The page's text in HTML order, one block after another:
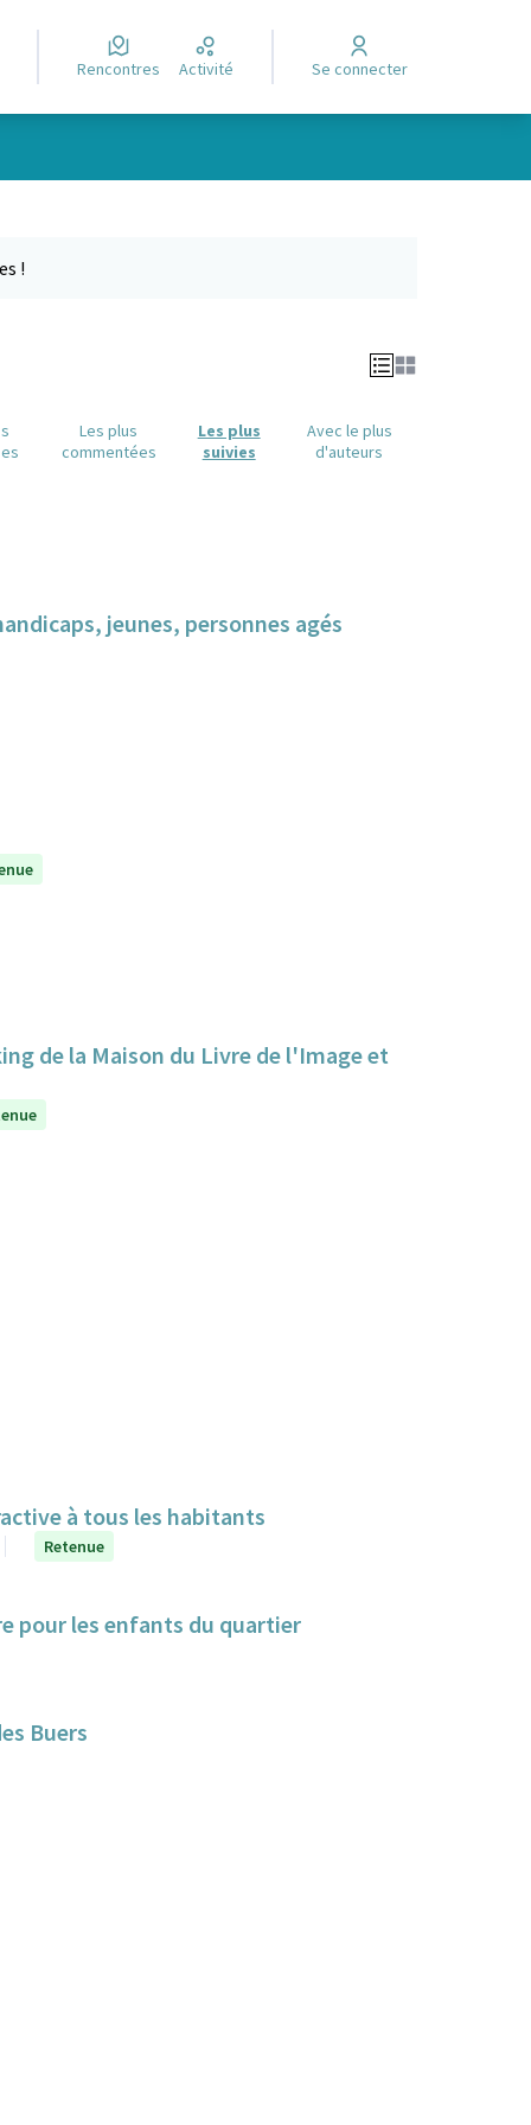
Rencontres Activité Se connecter
!
Les plus
commentées
Les plus
suivies
Avec le plus
d'auteurs
jeunes, personnes agés
de la Maison du Livre de l'Image et
à tous les habitants
Retenue
pour les enfants du quartier
Buers